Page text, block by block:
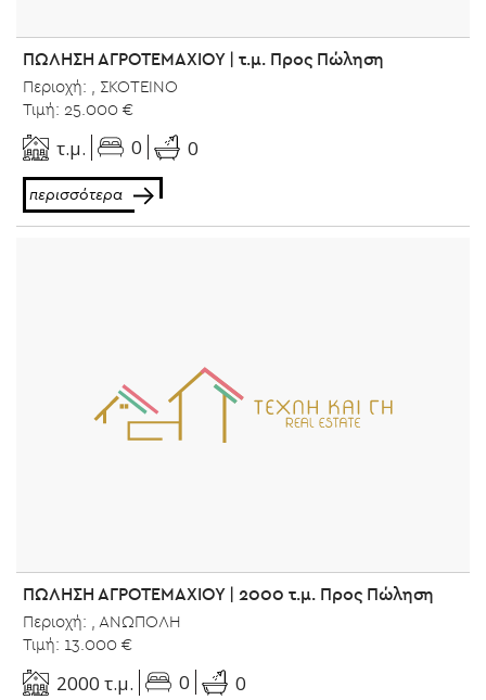
ΠΩΛΗΣΗ ΑΓΡΟΤΕΜΑΧΙΟΥ | τ.μ. Προς Πώληση
Περιοχή: , ΣΚΟΤΕΙΝΟ
Τιμή: 25.000 €
τ.μ. 0 0
περισσότερα
ΠΩΛΗΣΗ ΑΓΡΟΤΕΜΑΧΙΟΥ | 2000 τ.μ. Προς Πώληση
Περιοχή: , ΑΝΩΠΟΛΗ
Τιμή: 13.000 €
2000 τ.μ. 0 0